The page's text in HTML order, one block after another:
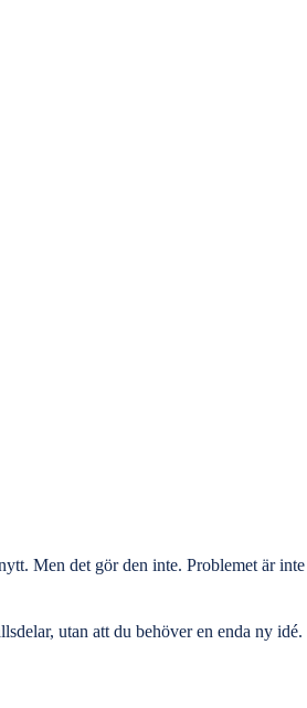
Men det gör den inte. Problemet är
utan att du behöver en enda ny idé.